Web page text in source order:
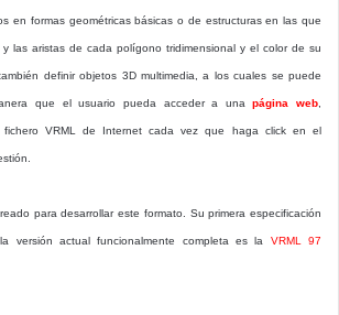
en formas geométricas básicas o de estructuras en las que
las aristas de cada polígono tridimensional y el color de su
definir objetos 3D multimedia, a los cuales se puede
que el usuario pueda acceder a unapágina web
VRML de Internet cada vez que haga click en el
para desarrollar este formato. Su primera especificación
versión actual funcionalmente completa es la VRML 97